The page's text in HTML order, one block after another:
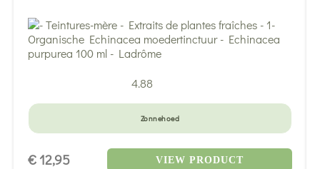
4.88
Zonnehoed
€ 12,95 VIEW PRODUCT